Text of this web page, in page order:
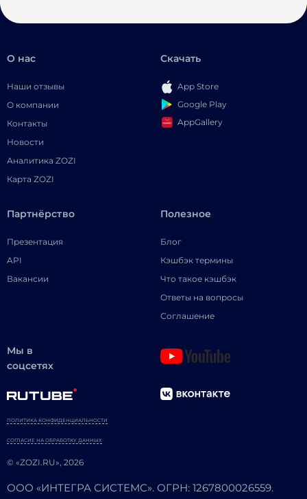
О нас
Наши отзывы
О компании
Контакты
Новости
Аналитика ZOZI
Карта ZOZI
Скачать
App Store
Google Play
AppGallery
Партнёрство
Презентация
API
Вакансии
Полезное
Блог
Кэшбэк термины
Что такое кэшбэк
Ответы на вопросы
Соглашение
Мы в
соцсетях
© «ZOZI.RU», 2026
ПОЛИТИКА КОНФИДЕНЦИАЛЬНОСТИ
СОГЛАСИЕ НА ОБРАБОТКУ ДАННЫХ
ООО «ИНТЕГРА СИСТЕМС». ОГРН: 1267800026559.